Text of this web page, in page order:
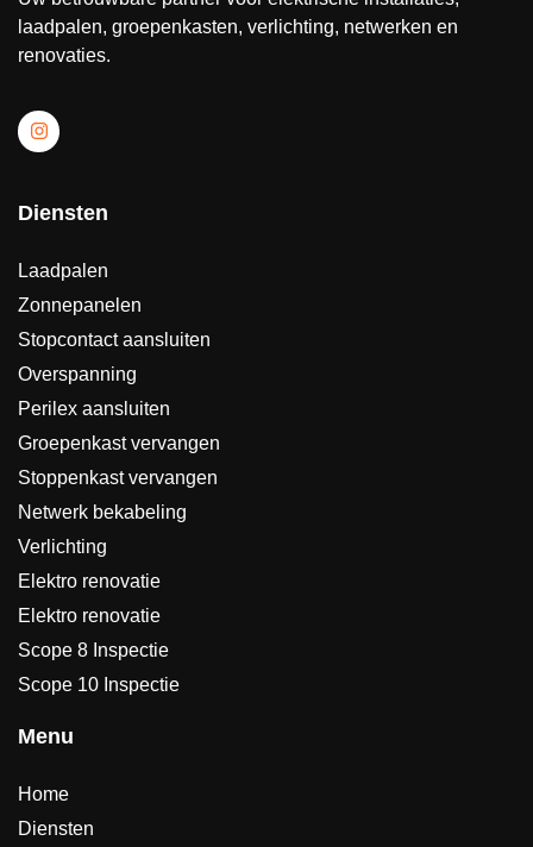
laadpalen, groepenkasten, verlichting, netwerken en
renovaties.
Diensten
Laadpalen
Zonnepanelen
Stopcontact aansluiten
Overspanning
Perilex aansluiten
Groepenkast vervangen
Stoppenkast vervangen
Netwerk bekabeling
Verlichting
Elektro renovatie
Elektro renovatie
Scope 8 Inspectie
Scope 10 Inspectie
Menu
Home
Diensten